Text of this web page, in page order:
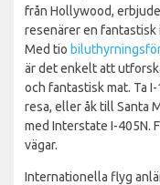
från Hollywood,
resenärer en fantastisk
Med tio
är det enkelt att
och fantastisk mat. Ta
resa, eller åk till Santa
med Interstate I-405N.
vägar.
Internationella flyg